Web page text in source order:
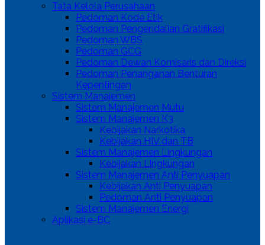
Tata Kelola Perusahaan
Pedoman Kode Etik
Pedoman Pengendalian Gratifikasi
Pedoman WBS
Pedoman GCG
Pedoman Dewan Komisaris dan Direksi
Pedoman Penanganan Benturan
Kepentingan
Sistem Manajemen
Sistem Manajemen Mutu
Sistem Manajemen K3
Kebijakan Narkotika
Kebijakan HIV dan TB
Sistem Manajemen Lingkungan
Kebijakan Lingkungan
Sistem Manajemen Anti Penyuapan
Kebijakan Anti Penyuapan
Pedoman Anti Penyuapan
Sistem Manajemen Energi
⁠Aplikasi e-BC